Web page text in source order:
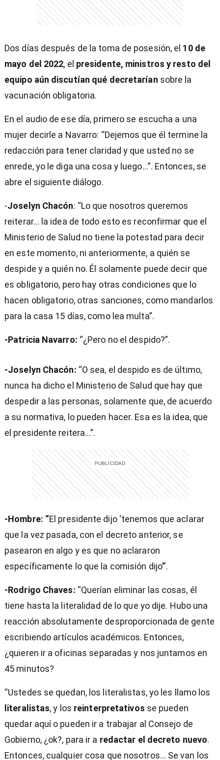
Dos días después de la toma de posesión, el 10 de
mayo del 2022, el presidente, ministros y resto del
equipo aún discutían qué decretarían sobre la
vacunación obligatoria.
En el audio de ese día, primero se escucha a una
mujer decirle a Navarro: “Dejemos que él termine la
redacción para tener claridad y que usted no se
enrede, yo le diga una cosa y luego…”. Entonces, se
abre el siguiente diálogo.
-Joselyn Chacón: “Lo que nosotros queremos
reiterar… la idea de todo esto es reconfirmar que el
Ministerio de Salud no tiene la potestad para decir
en este momento, ni anteriormente, a quién se
despide y a quién no. Él solamente puede decir que
es obligatorio, pero hay otras condiciones que lo
hacen obligatorio, otras sanciones, como mandarlos
para la casa 15 días, como lea multa”.
-Patricia Navarro: “¿Pero no el despido?”.
-Joselyn Chacón: “O sea, el despido es de último,
nunca ha dicho el Ministerio de Salud que hay que
despedir a las personas, solamente que, de acuerdo
a su normativa, lo pueden hacer. Esa es la idea, que
el presidente reitera…”.
-Hombre: “El presidente dijo ‘tenemos que aclarar
que la vez pasada, con el decreto anterior, se
pasearon en algo y es que no aclararon
específicamente lo que la comisión dijo’”.
-Rodrigo Chaves: “Querían eliminar las cosas, él
tiene hasta la literalidad de lo que yo dije. Hubo una
reacción absolutamente desproporcionada de gente
escribiendo artículos académicos. Entonces,
¿quieren ir a oficinas separadas y nos juntamos en
45 minutos?
“Ustedes se quedan, los literalistas, yo les llamo los
literalistas, y los reinterpretativos se pueden
quedar aquí o pueden ir a trabajar al Consejo de
Gobierno, ¿ok?, para ir a redactar el decreto nuevo.
Entonces, cualquier cosa que nosotros… Se van los